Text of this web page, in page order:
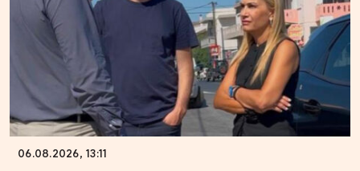
06.08.2026, 13:11